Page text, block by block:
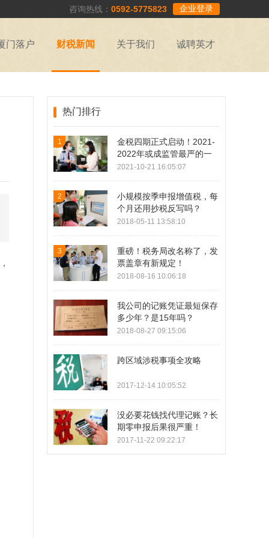
企业登录
咨询热线： 0592-5775823
门落户 财税新闻 关于我们 诚聘英才
热门排行
1
金税四期正式启动！2021-
2022年或成监管最严的一
年！
2021-10-21 16:05:07
2
小规模按季申报增值税，每
个月还用抄税反写吗？
2018-05-11 13:58:10
3
重磅！税务局改名称了，发
票盖章有新规定！
2018-08-16 10:06:18
我公司的记账凭证最短保存
多少年？是15年吗？
2018-08-27 09:15:06
跨区域涉税事项全攻略
2017-12-14 10:05:52
没必要花钱找代理记账？长
期零申报后果很严重！
2017-11-22 09:22:17